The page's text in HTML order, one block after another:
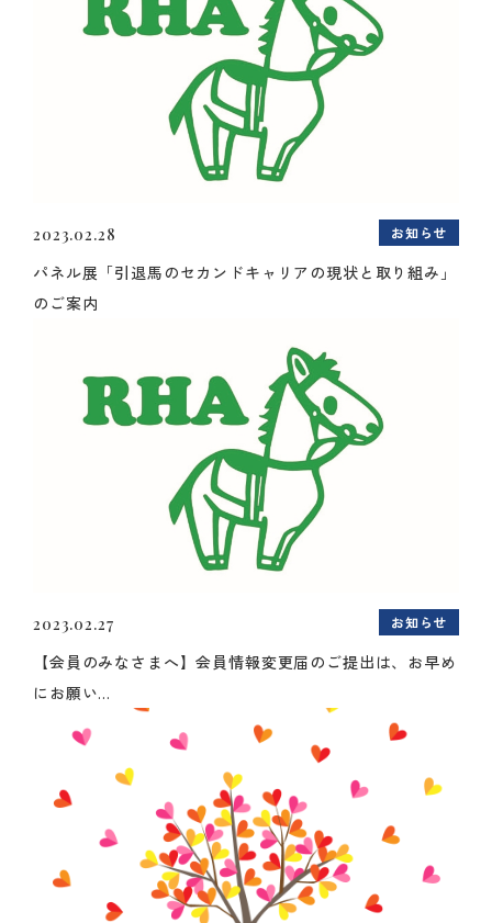
2023.02.28 お知らせ
パネル展「引退馬のセカンドキャリアの現状と取り組み」
のご案内
2023.02.27 お知らせ
【会員のみなさまへ】会員情報変更届のご提出は、お早め
にお願い...